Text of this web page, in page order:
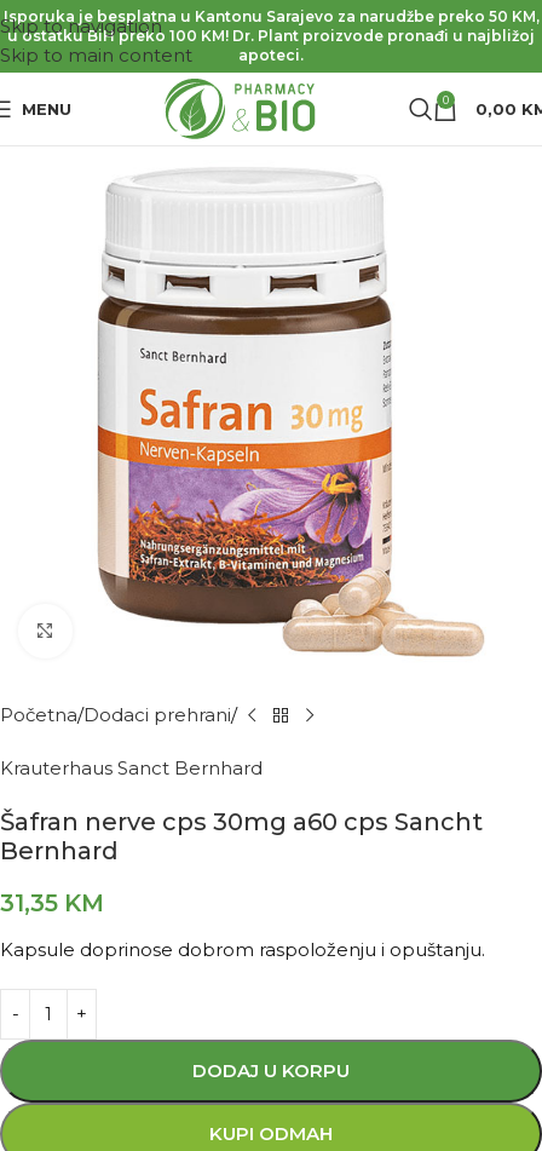
Skip to navigation
Skip to main content
Isporuka je besplatna u Kantonu Sarajevo za narudžbe preko 50 KM,
u ostatku BiH preko 100 KM! Dr. Plant proizvode pronađi u najbližoj
apoteci.
MENU 0 0,00
Kliknite za povećanje
Početna Dodaci prehrani
Krauterhaus Sanct Bernhard
Šafran nerve cps 30mg a60 cps Sancht
Bernhard
31,35 KM
Kapsule doprinose dobrom raspoloženju i opuštanju.
DODAJ U KORPU
KUPI ODMAH